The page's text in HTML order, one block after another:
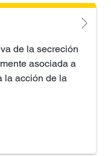
de la secreción
asociada a
la acción de la